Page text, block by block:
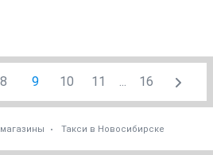
8 9 10 11 ... 16
Такси в Новосибирске